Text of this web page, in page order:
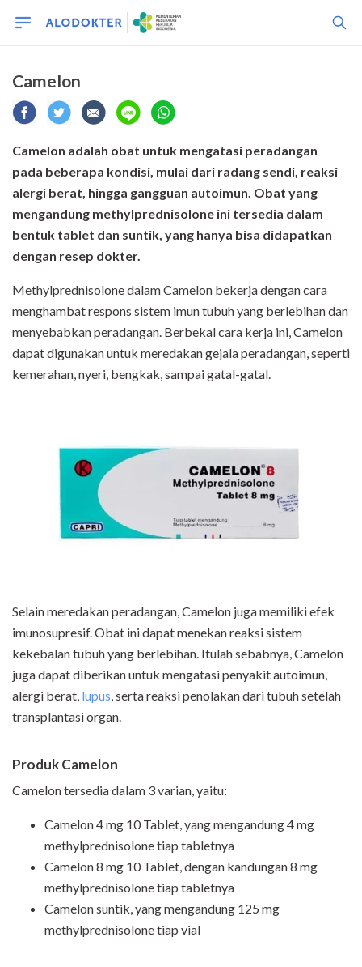
Camelon
Camelon adalah obat untuk mengatasi peradangan
pada beberapa kondisi, mulai dari radang sendi, reaksi
alergi berat, hingga gangguan autoimun. Obat yang
mengandung methylprednisolone ini tersedia dalam
bentuk tablet dan suntik, yang hanya bisa didapatkan
dengan resep dokter.
Methylprednisolone dalam Camelon bekerja dengan cara
menghambat respons sistem imun tubuh yang berlebihan dan
menyebabkan peradangan. Berbekal cara kerja ini, Camelon
dapat digunakan untuk meredakan gejala peradangan, seperti
kemerahan, nyeri, bengkak, sampai gatal-gatal.
Selain meredakan peradangan, Camelon juga memiliki efek
imunosupresif. Obat ini dapat menekan reaksi sistem
kekebalan tubuh yang berlebihan. Itulah sebabnya, Camelon
juga dapat diberikan untuk mengatasi penyakit autoimun,
alergi berat, lupus serta reaksipenolakan dari tubuh setelah
transplantasi organ.
Produk Camelon
Camelontersedia dalam 3 varian, yaitu:
Camelon4 mg 10 Tablet, yang mengandung 4 mg
methylprednisolone tiap tabletnya
Camelon8 mg 10 Tablet, dengan kandungan 8 mg
methylprednisolone tiap tabletnya
Camelonsuntik, yang mengandung 125 mg
methylprednisolone tiap vial